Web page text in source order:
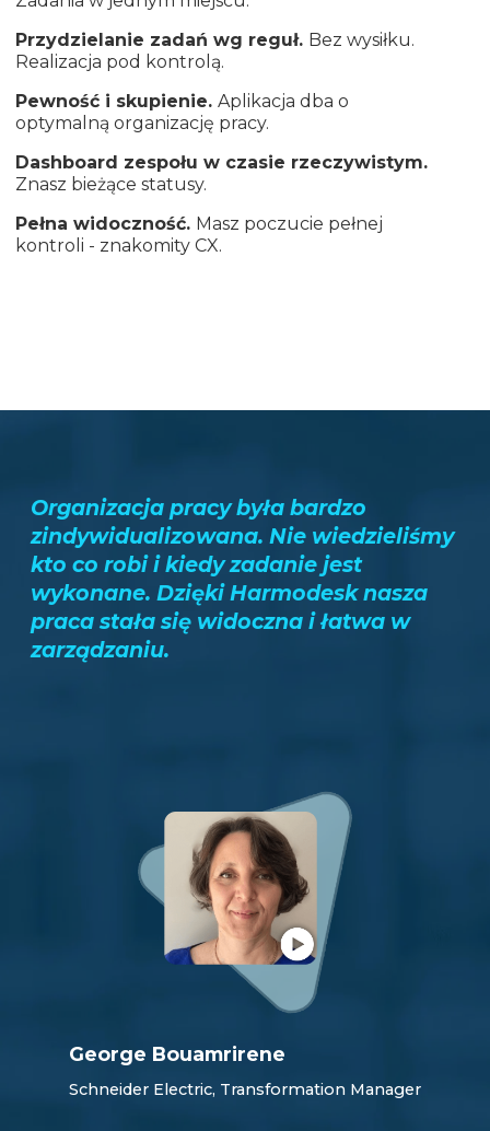
Przydzielanie zadań wg reguł. Bez wysiłku.
Realizacja pod kontrolą.
Pewność i skupienie. Aplikacja dba o
optymalną organizację pracy.
Dashboard zespołu w czasie rzeczywistym.
Znasz bieżące statusy.
Pełna widoczność. Masz poczucie pełnej
kontroli - znakomity CX.
Organizacja pracy była bardzo
zindywidualizowana. Nie wiedzieliśmy
kto co robi i kiedy zadanie jest
wykonane. Dzięki Harmodesk nasza
praca stała się widoczna i łatwa w
zarządzaniu.
George Bouamrirene
Schneider Electric, Transformation Manager